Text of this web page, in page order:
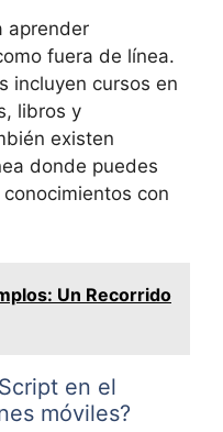
aprender
fuera de línea.
incluyen cursos en
libros y
existen
donde puedes
con
Un Recorrido
en el
móviles?